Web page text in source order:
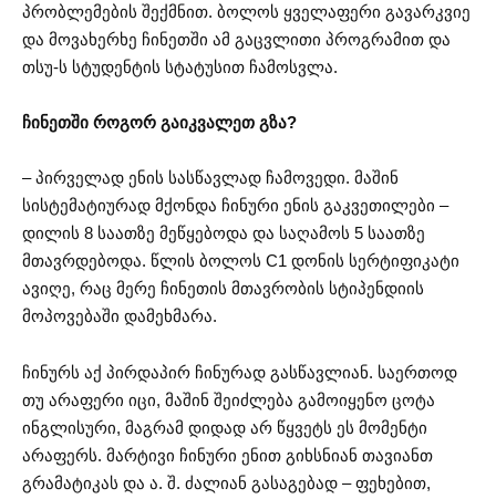
პრობლემების შექმნით. ბოლოს ყველაფერი გავარკვიე
და მოვახერხე ჩინეთში ამ გაცვლითი პროგრამით და
თსუ-ს სტუდენტის სტატუსით ჩამოსვლა.
ჩინეთში როგორ გაიკვალეთ გზა?
– პირველად ენის სასწავლად ჩამოვედი. მაშინ
სისტემატიურად მქონდა ჩინური ენის გაკვეთილები –
დილის 8 საათზე მეწყებოდა და საღამოს 5 საათზე
მთავრდებოდა. წლის ბოლოს C1 დონის სერტიფიკატი
ავიღე, რაც მერე ჩინეთის მთავრობის სტიპენდიის
მოპოვებაში დამეხმარა.
ჩინურს აქ პირდაპირ ჩინურად გასწავლიან. საერთოდ
თუ არაფერი იცი, მაშინ შეიძლება გამოიყენო ცოტა
ინგლისური, მაგრამ დიდად არ წყვეტს ეს მომენტი
არაფერს. მარტივი ჩინური ენით გიხსნიან თავიანთ
გრამატიკას და ა. შ. ძალიან გასაგებად – ფეხებით,